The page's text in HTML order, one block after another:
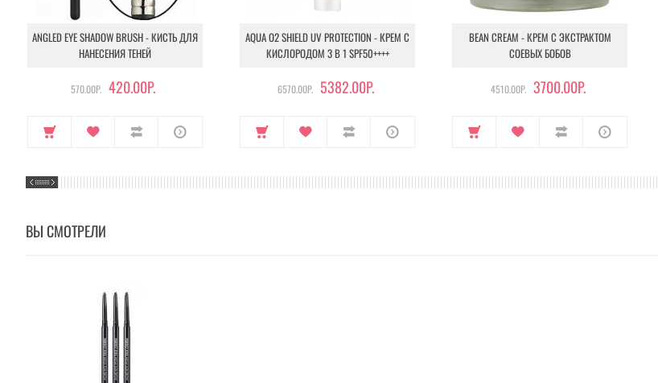
ANGLED EYE SHADOW BRUSH - КИСТЬ ДЛЯ
НАНЕСЕНИЯ ТЕНЕЙ
570.00Р. 420.00Р.
AQUA O2 SHIELD UV PROTECTION - КРЕМ С
КИСЛОРОДОМ 3 В 1 SPF50++++
6570.00Р. 5382.00Р.
BEAN CREAM - КРЕМ С ЭКСТРАКТОМ
СОЕВЫХ БОБОВ
4510.00Р. 3700.00Р.
ВЫ СМОТРЕЛИ